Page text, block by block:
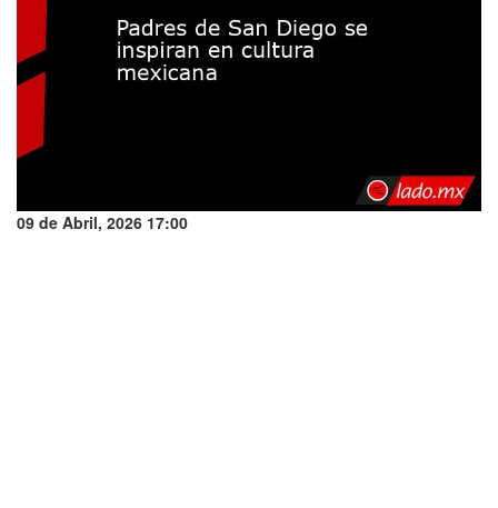
09 de Abril, 2026 17:00